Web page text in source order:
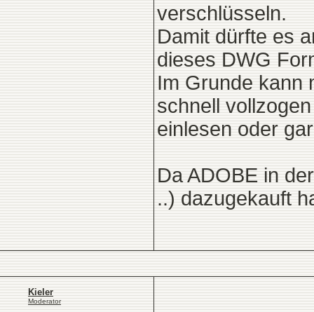
verschlüsseln.
Damit dürfte es
dieses DWG
Im Grunde kann
schnell
einlesen oder
Da ADOBE in
..) dazugekauft
Kieler
Moderator